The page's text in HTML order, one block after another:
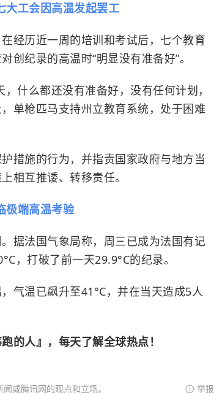
大工会因高温发起罢工
经历近一周的培训和考试后，七个教育
创纪录的高温时“明显没有准备好”。
什么都还没有准备好，没有任何计划，
单枪匹马支持州立教育系统，处于困难
措施的行为，并指责国家政府与地方当
相互推诿、转移责任。
极端高温考验
据法国气象局称，周三已成为法国有记
，打破了前一天29.9°C的纪录。
气温已飙升至41°C，并在当天造成5人
的人』，每天了解全球热点！
或腾讯网的观点和立场。 举报